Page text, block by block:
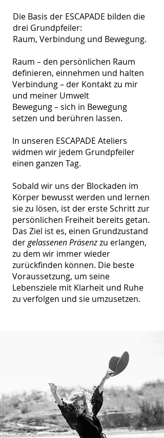
Die Basis der ESCAPADE bilden die
drei Grundpfeiler:
Raum, Verbindung und Bewegung.
Raum – den persönlichen Raum
definieren, einnehmen und halten
Verbindung – der Kontakt zu mir
und meiner Umwelt
Bewegung – sich in Bewegung
setzen und berühren lassen.
In unseren ESCAPADE Ateliers
widmen wir jedem Grundpfeiler
einen ganzen Tag.
Sobald wir uns der Blockaden im
Körper bewusst werden und lernen
sie zu lösen, ​ist der erste Schritt zur
persönlichen Freiheit bereits getan.
Das Ziel ist es, einen Grundzustand
dergelassenen Präsenzzu erlangen,
zu dem wir immer wieder
zurückfinden können. Die beste
Voraussetzung, um seine
Lebensziele mit Klarheit und Ruhe
zu verfolgen und sie umzusetzen.